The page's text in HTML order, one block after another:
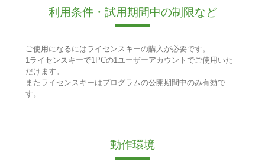
利用条件・試用期間中の制限など
ご使用になるにはライセンスキーの購入が必要です。
1ライセンスキーで1PCの1ユーザーアカウントでご使用いた
だけます。
またライセンスキーはプログラムの公開期間中のみ有効で
す。
動作環境